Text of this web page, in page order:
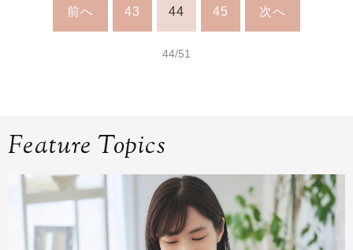
前へ 43 44 45 次へ
44/51
Feature Topics